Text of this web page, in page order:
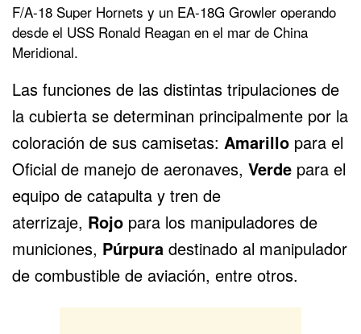
F/A-18 Super Hornets y un EA-18G Growler operando
desde el USS Ronald Reagan en el mar de China
Meridional.
Las funciones de las distintas tripulaciones de
la cubierta se determinan principalmente por la
coloración de sus camisetas: Amarillo para el
Oficial de manejo de aeronaves, Verde para el
equipo de catapulta y tren de
aterrizaje, Rojo para los manipuladores de
municiones, Púrpura destinado al manipulador
de combustible de aviación, entre otros.